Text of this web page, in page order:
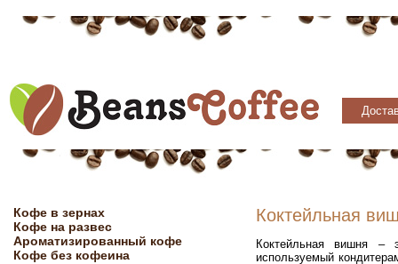
Кофе в зернах
Кофе на развес
Ароматизированный кофе
Кофе без кофеина
Коктейльная
Коктейльная вишня –
используемый